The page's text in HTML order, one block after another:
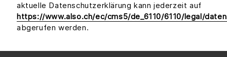
aktuelle Datenschutzerklärung kann jederzeit auf
https://www.also.ch/ec/cms5/de_6110/6110/legal/
abgerufen werden.